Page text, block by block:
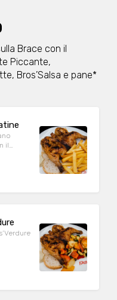
Brace con il
Piccante,
Bros’Salsa e pane*
il